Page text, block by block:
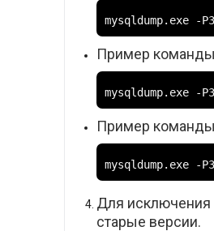
mysqldump.exe -
Пример команды
mysqldump.exe -
Пример команды
mysqldump.exe -
Для исключения
старые версии.